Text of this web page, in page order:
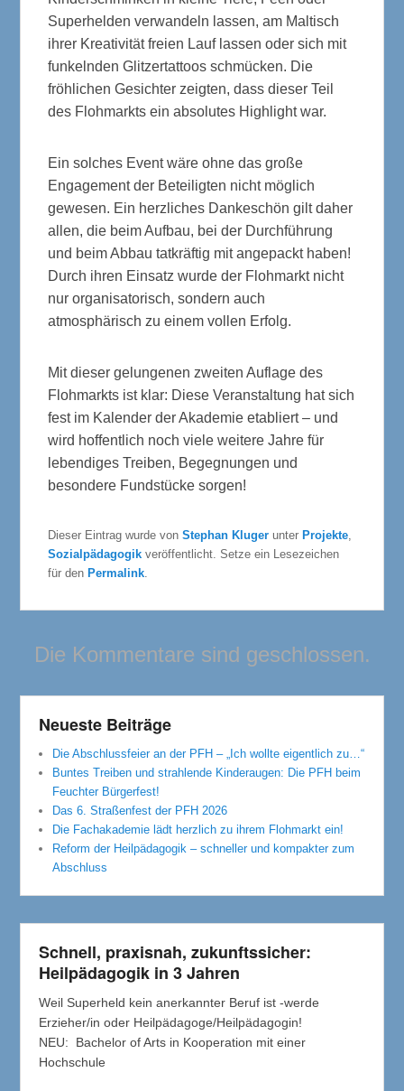
Superhelden verwandeln lassen, am Maltisch
ihrer Kreativität freien Lauf lassen oder sich mit
funkelnden Glitzertattoos schmücken. Die
fröhlichen Gesichter zeigten, dass dieser Teil
des Flohmarkts ein absolutes Highlight war.
Ein solches Event wäre ohne das große
Engagement der Beteiligten nicht möglich
gewesen. Ein herzliches Dankeschön gilt daher
allen, die beim Aufbau, bei der Durchführung
und beim Abbau tatkräftig mit angepackt haben!
Durch ihren Einsatz wurde der Flohmarkt nicht
nur organisatorisch, sondern auch
atmosphärisch zu einem vollen Erfolg.
Mit dieser gelungenen zweiten Auflage des
Flohmarkts ist klar: Diese Veranstaltung hat sich
fest im Kalender der Akademie etabliert – und
wird hoffentlich noch viele weitere Jahre für
lebendiges Treiben, Begegnungen und
besondere Fundstücke sorgen!
Dieser Eintrag wurde vonStephan Kluger unter Projekte,
Sozialpädagogik veröffentlicht. Setze ein Lesezeichen
für den Permalink.
Die Kommentare sind geschlossen.
Neueste Beiträge
Die Abschlussfeier an der PFH – „Ich wollte eigentlich zu…“
Buntes Treiben und strahlende Kinderaugen: Die PFH beim
Feuchter Bürgerfest!
Das 6. Straßenfest der PFH 2026
Die Fachakademie lädt herzlich zu ihrem Flohmarkt ein!
Reform der Heilpädagogik – schneller und kompakter zum
Abschluss
Schnell, praxisnah, zukunftssicher:
Heilpädagogik in 3 Jahren
Weil Superheld kein anerkannter Beruf ist -werde
Erzieher/in oder Heilpädagoge/Heilpädagogin!
NEU: Bachelor of Arts in Kooperation mit einer
Hochschule